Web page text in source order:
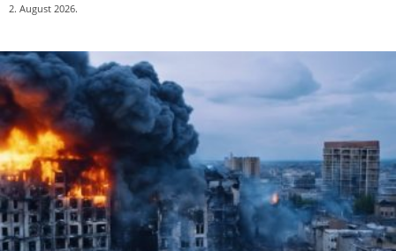
2. August 2026.